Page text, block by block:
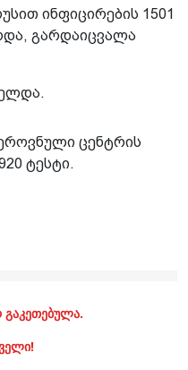
ინფიცირების 1501
გარდაიცვალა
ცენტრის
ტესტი.
გაკეთებულა.